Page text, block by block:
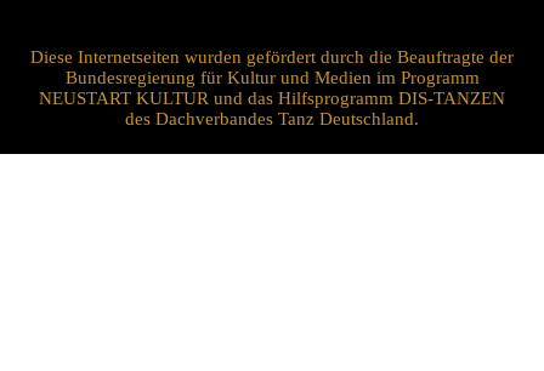
Diese Internetseiten wurden gefördert durch die Beauftragte der
Bundesregierung für Kultur und Medien im Programm
NEUSTART KULTUR und das Hilfsprogramm DIS-TANZEN
des Dachverbandes Tanz Deutschland.